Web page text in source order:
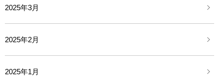
2025年3月
2025年2月
2025年1月